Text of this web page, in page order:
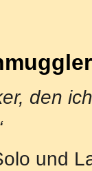
den
und